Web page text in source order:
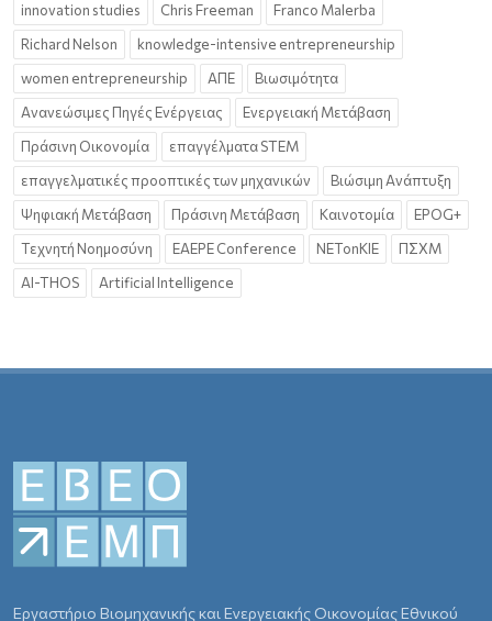
innovation studies
Chris Freeman
Franco Malerba
Richard Nelson
knowledge-intensive entrepreneurship
women entrepreneurship
ΑΠΕ
Βιωσιμότητα
Ανανεώσιμες Πηγές Ενέργειας
Ενεργειακή Μετάβαση
Πράσινη Οικονομία
επαγγέλματα STEM
επαγγελματικές προοπτικές των μηχανικών
Βιώσιμη Ανάπτυξη
Ψηφιακή Μετάβαση
Πράσινη Μετάβαση Καινοτομία
EPOG+
Τεχνητή Νοημοσύνη
EAEPE Conference NETonKIE
ΠΣΧΜ
AI-THOS
Artificial Intelligence
Εργαστήριο Βιομηχανικής και Ενεργειακής Οικονομίας Εθνικού